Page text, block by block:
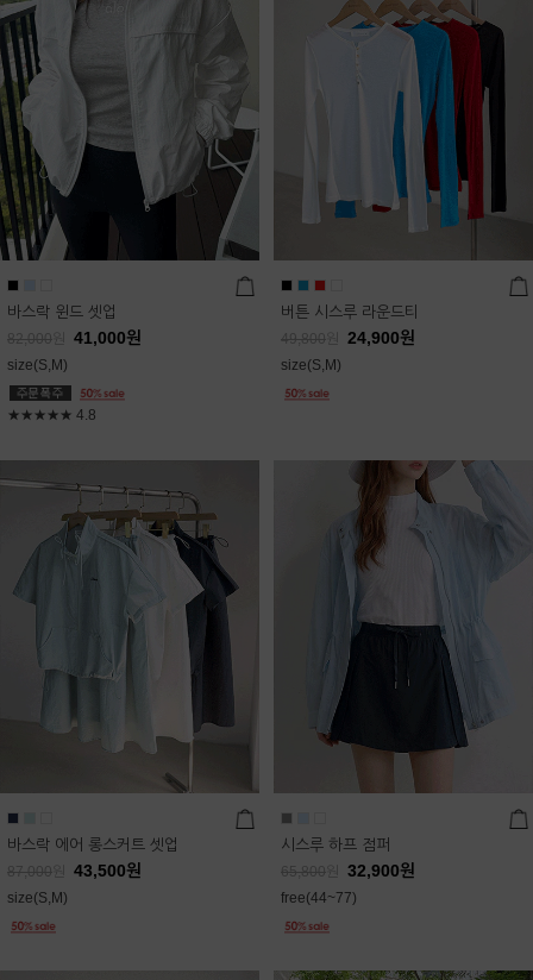
바스락 윈드 셋업
82,000 41,000원
size(S,M)
★★★★★ 4.8
버튼 시스루 라운드티
49,800 24,900원
size(S,M)
바스락 에어 롱스커트 셋업
87,000 43,500원
size(S,M)
시스루 하프 점퍼
65,800 32,900원
free(44~77)